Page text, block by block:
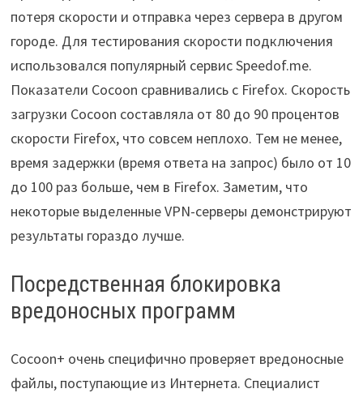
потеря скорости и отправка через сервера в другом
городе. Для тестирования скорости подключения
использовался популярный сервис Speedof.me.
Показатели Cocoon сравнивались с Firefox. Скорость
загрузки Cocoon составляла от 80 до 90 процентов
скорости Firefox, что совсем неплохо. Тем не менее,
время задержки (время ответа на запрос) было от 10
до 100 раз больше, чем в Firefox. Заметим, что
некоторые выделенные VPN-серверы демонстрируют
результаты гораздо лучше.
Посредственная блокировка
вредоносных программ
Cocoon+ очень специфично проверяет вредоносные
файлы, поступающие из Интернета. Специалист